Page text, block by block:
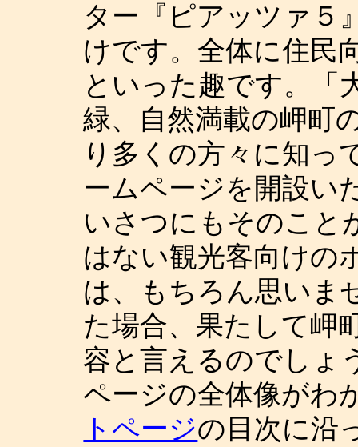
ター『ピアッツァ５
けです。全体に住民
といった趣です。「
緑、自然満載の岬町
り多くの方々に知っ
ームページを開設い
いさつにもそのこと
はない観光客向けの
は、もちろん思いま
た場合、果たして岬
容と言えるのでしょ
ページの全体像がわ
トページの目次に沿